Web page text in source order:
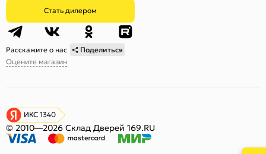
Стать дилером
Расскажите о нас
Поделиться
Оцените магазин
ИКС 1340
© 2010—2026 Склад Дверей 169.RU